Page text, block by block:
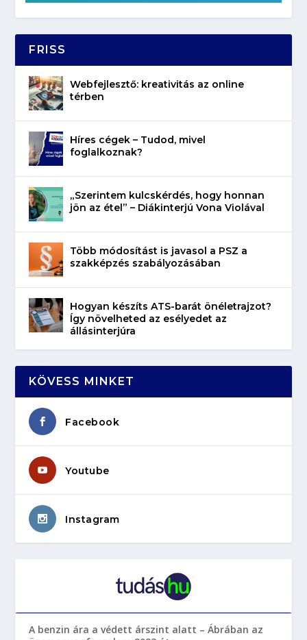
FRISS
Webfejlesztő: kreativitás az online
térben
Híres cégek – Tudod, mivel
foglalkoznak?
„Szerintem kulcskérdés, hogy honnan
jön az étel” – Diákinterjú Vona Violával
Több módosítást is javasol a PSZ a
szakképzés szabályozásában
Hogyan készíts ATS-barát önéletrajzot?
Így növelheted az esélyedet az
állásinterjúra
KÖVESS MINKET
Facebook
Youtube
Instagram
A benzin ára a védett árszint alatt – Ábrában az